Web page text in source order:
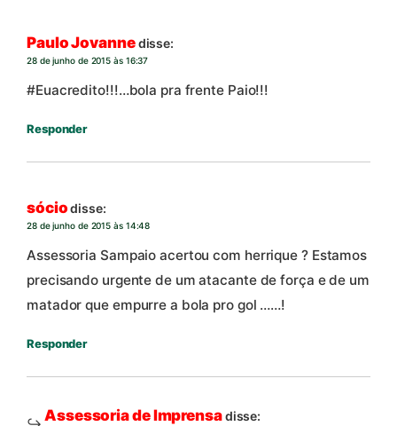
Paulo Jovannedisse:
28 de junho de 2015 às 16:37
#Euacredito!!!…bola pra frente Paio!!!
Responder
sócio disse:
28 de junho de 2015 às 14:48
Assessoria Sampaio acertou com herrique ? Estamos
precisando urgente de um atacante de força e de um
matador que empurre a bola pro gol ……!
Responder
Assessoria de Imprensadisse: